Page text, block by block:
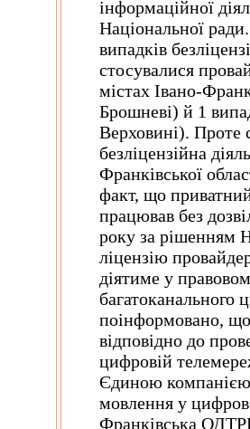
інформаційної
Національної
випадків
стосувалися
містах Івано-
Брошневі) й 1
Верховині). Проте
безліцензійна
Франківської
факт, що
працював без
року за рішенням
ліцензію
діятиме у
багатоканального
поінформовано, що
відповідно до
цифровій
Єдиною
мовлення у
Франківська